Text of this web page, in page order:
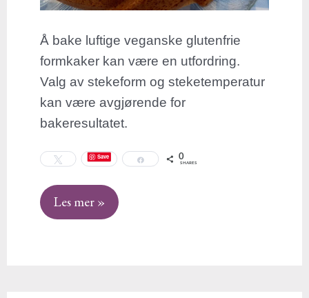
Å bake luftige veganske glutenfrie
formkaker kan være en utfordring.
Valg av stekeform og steketemperatur
kan være avgjørende for
bakeresultatet.
Save Share 0
SHARES
Les mer »